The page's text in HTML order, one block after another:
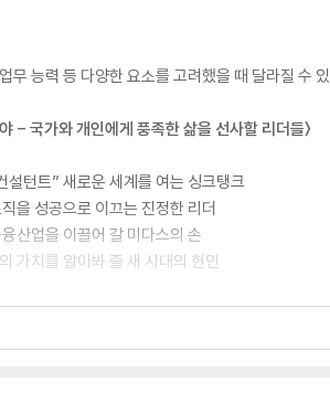
무 능력 등 다양한 요소를 고려했을 때 달라질 수
- 국가와 개인에게 풍족한 삶을 선사할 리더들〉
설턴트” 새로운 세계를 여는 싱크탱크
을 성공으로 이끄는 진정한 리더
산업을 이끌어 갈 미다스의 손
가치를 알아봐 줄 새 시대의 현인
채롭고 효율적인 세상을 만드는 리더들〉